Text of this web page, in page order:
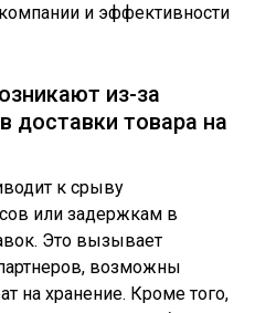
и эффективности
из-за
доставки товара на
к срыву
или задержкам в
Это вызывает
возможны
на хранение. Кроме того,